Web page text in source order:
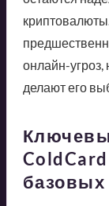
онлайн-
делают его